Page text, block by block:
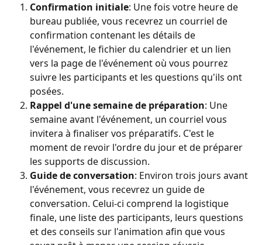
Confirmation initiale: Une fois votre heure de
bureau publiée, vous recevrez un courriel de
confirmation contenant les détails de
l'événement, le fichier du calendrier et un lien
vers la page de l'événement où vous pourrez
suivre les participants et les questions qu'ils ont
posées.
Rappel d'une semaine de préparation: Une
semaine avant l'événement, un courriel vous
invitera à finaliser vos préparatifs. C'est le
moment de revoir l'ordre du jour et de préparer
les supports de discussion.
Guide de conversation: Environ trois jours avant
l'événement, vous recevrez un guide de
conversation. Celui-ci comprend la logistique
finale, une liste des participants, leurs questions
et des conseils sur l'animation afin que vous